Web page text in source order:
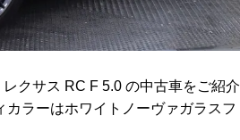
クサス RC F 5.0 の中古車をご紹介
ラーはホワイトノーヴァガラスフ